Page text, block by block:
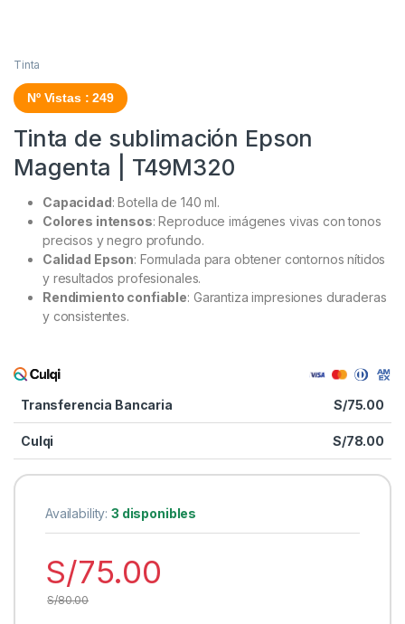
Tinta
Nº Vistas : 249
Tinta de sublimación Epson
Magenta | T49M320
Capacidad: Botella de 140 ml.
Colores intensos: Reproduce imágenes vivas con tonos
precisos y negro profundo.
Calidad Epson: Formulada para obtener contornos nítidos
y resultados profesionales.
Rendimiento confiable: Garantiza impresiones duraderas
y consistentes.
Transferencia Bancaria S/75.00
Culqi S/78.00
Availability:3 disponibles
S/75.00
S/80.00